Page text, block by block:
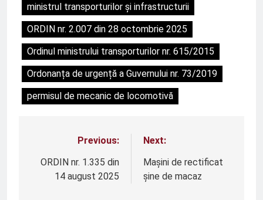
ministrul transporturilor și infrastructurii
ORDIN nr. 2.007 din 28 octombrie 2025
Ordinul ministrului transporturilor nr. 615/2015
Ordonanța de urgență a Guvernului nr. 73/2019
permisul de mecanic de locomotivă
Navigare
în
articole
Previous:
ORDIN nr. 1.335 din
14 august 2025
Next:
Mașini de rectificat
șine de macaz